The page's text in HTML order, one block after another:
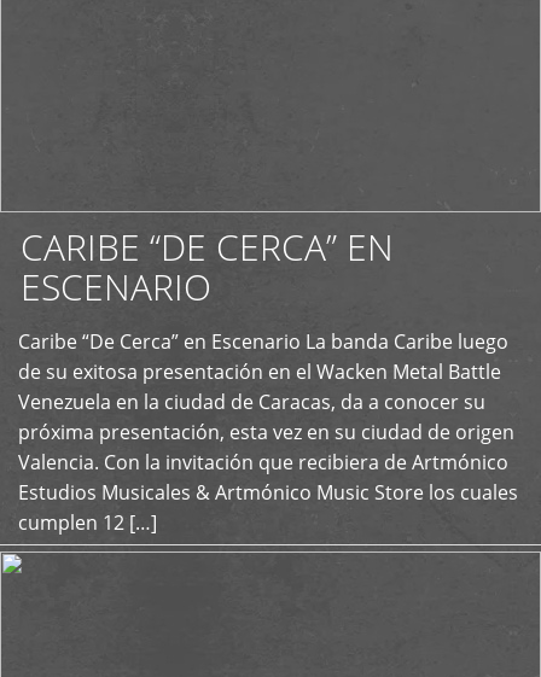
CARIBE “DE CERCA” EN
ESCENARIO
Caribe “De Cerca” en Escenario La banda Caribe luego
de su exitosa presentación en el Wacken Metal Battle
Venezuela en la ciudad de Caracas, da a conocer su
próxima presentación, esta vez en su ciudad de origen
Valencia. Con la invitación que recibiera de Artmónico
Estudios Musicales & Artmónico Music Store los cuales
cumplen 12 […]
+